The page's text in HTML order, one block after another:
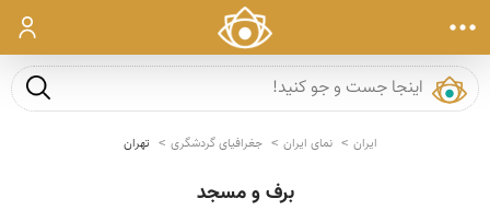
ورود
جست و
ایران نمای ایران جغرافیای گردشگری تهران
برف و مسجد